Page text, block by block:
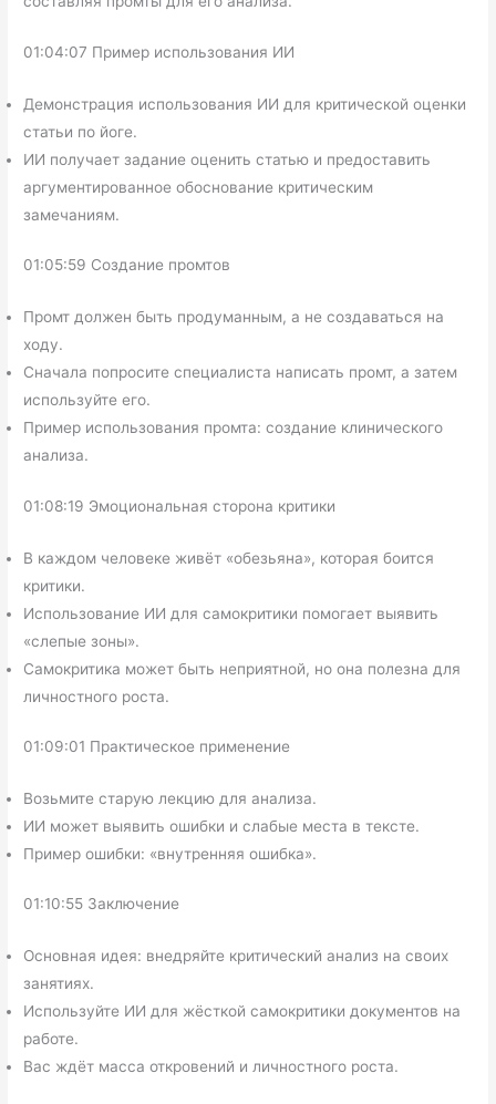
01:04:07 Пример использования ИИ
Демонстрация использования ИИ для критической оценки
статьи по йоге.
ИИ получает задание оценить статью и предоставить
аргументированное обоснование критическим
замечаниям.
01:05:59 Создание промтов
Промт должен быть продуманным, а не создаваться на
ходу.
Сначала попросите специалиста написать промт, а затем
используйте его.
Пример использования промта: создание клинического
анализа.
01:08:19 Эмоциональная сторона критики
В каждом человеке живёт «обезьяна», которая боится
критики.
Использование ИИ для самокритики помогает выявить
«слепые зоны».
Самокритика может быть неприятной, но она полезна для
личностного роста.
01:09:01 Практическое применение
Возьмите старую лекцию для анализа.
ИИ может выявить ошибки и слабые места в тексте.
Пример ошибки: «внутренняя ошибка».
01:10:55 Заключение
Основная идея: внедряйте критический анализ на своих
занятиях.
Используйте ИИ для жёсткой самокритики документов на
работе.
Вас ждёт масса откровений и личностного роста.